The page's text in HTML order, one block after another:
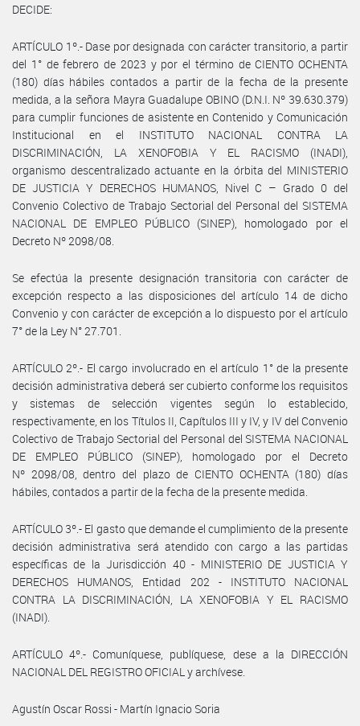
DECIDE:
ARTÍCULO 1º.- Dase por designada con carácter transitorio, a partir
del 1° de febrero de 2023 y por el término de CIENTO OCHENTA
(180) días hábiles contados a partir de la fecha de la presente
medida, a la señora Mayra Guadalupe OBINO (D.N.I. Nº 39.630.379)
para cumplir funciones de asistente en Contenido y Comunicación
Institucional en el INSTITUTO NACIONAL CONTRA LA
DISCRIMINACIÓN, LA XENOFOBIA Y EL RACISMO (INADI),
organismo descentralizado actuante en la órbita del MINISTERIO
DE JUSTICIA Y DERECHOS HUMANOS, Nivel C – Grado 0 del
Convenio Colectivo de Trabajo Sectorial del Personal del SISTEMA
NACIONAL DE EMPLEO PÚBLICO (SINEP), homologado por el
Decreto Nº 2098/08.
Se efectúa la presente designación transitoria con carácter de
excepción respecto a las disposiciones del artículo 14 de dicho
Convenio y con carácter de excepción a lo dispuesto por el artículo
7° de la Ley N° 27.701.
ARTÍCULO 2º.- El cargo involucrado en el artículo 1° de la presente
decisión administrativa deberá ser cubierto conforme los requisitos
y sistemas de selección vigentes según lo establecido,
respectivamente, en los Títulos II, Capítulos III y IV, y IV del Convenio
Colectivo de Trabajo Sectorial del Personal del SISTEMA NACIONAL
DE EMPLEO PÚBLICO (SINEP), homologado por el Decreto
Nº 2098/08, dentro del plazo de CIENTO OCHENTA (180) días
hábiles, contados a partir de la fecha de la presente medida.
ARTÍCULO 3º.- El gasto que demande el cumplimiento de la presente
decisión administrativa será atendido con cargo a las partidas
específicas de la Jurisdicción 40 - MINISTERIO DE JUSTICIA Y
DERECHOS HUMANOS, Entidad 202 - INSTITUTO NACIONAL
CONTRA LA DISCRIMINACIÓN, LA XENOFOBIA Y EL RACISMO
(INADI).
ARTÍCULO 4º.- Comuníquese, publíquese, dese a la DIRECCIÓN
NACIONAL DEL REGISTRO OFICIAL y archívese.
Agustín Oscar Rossi - Martín Ignacio Soria